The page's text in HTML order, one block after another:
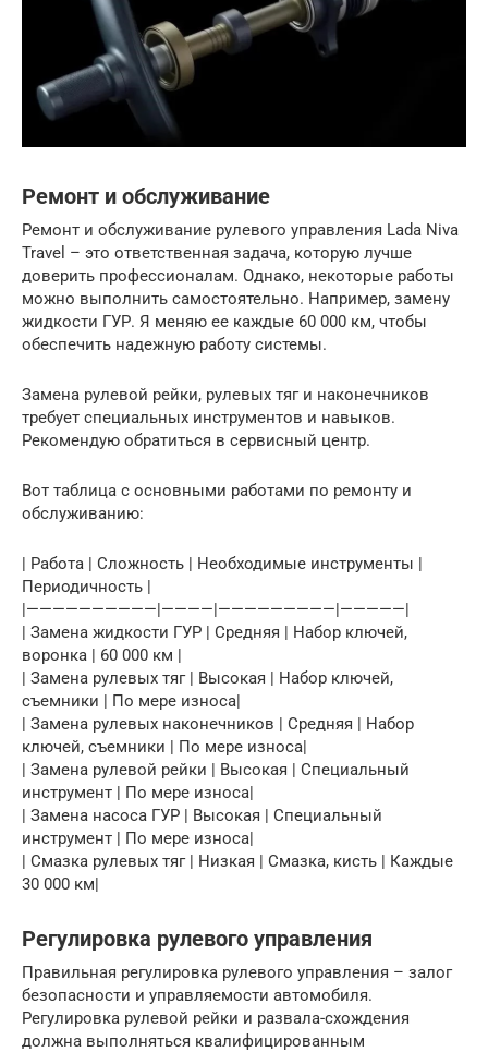
Ремонт и обслуживание
Ремонт и обслуживание рулевого управления Lada Niva
Travel – это ответственная задача, которую лучше
доверить профессионалам. Однако, некоторые работы
можно выполнить самостоятельно. Например, замену
жидкости ГУР. Я меняю ее каждые 60 000 км, чтобы
обеспечить надежную работу системы.
Замена рулевой рейки, рулевых тяг и наконечников
требует специальных инструментов и навыков.
Рекомендую обратиться в сервисный центр.
Вот таблица с основными работами по ремонту и
обслуживанию:
| Работа | Сложность | Необходимые инструменты |
Периодичность |
|——————————|————|—————————|—————|
| Замена жидкости ГУР | Средняя | Набор ключей,
воронка | 60 000 км |
| Замена рулевых тяг | Высокая | Набор ключей,
съемники | По мере износа|
| Замена рулевых наконечников | Средняя | Набор
ключей, съемники | По мере износа|
| Замена рулевой рейки | Высокая | Специальный
инструмент | По мере износа|
| Замена насоса ГУР | Высокая | Специальный
инструмент | По мере износа|
| Смазка рулевых тяг | Низкая | Смазка, кисть | Каждые
30 000 км|
Регулировка рулевого управления
Правильная регулировка рулевого управления – залог
безопасности и управляемости автомобиля.
Регулировка рулевой рейки и развала-схождения
должна выполняться квалифицированным